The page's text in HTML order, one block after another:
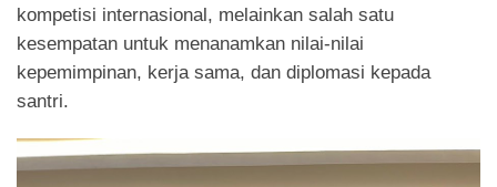
kompetisi internasional, melainkan salah satu
kesempatan untuk menanamkan nilai-nilai
kepemimpinan, kerja sama, dan diplomasi kepada
santri.